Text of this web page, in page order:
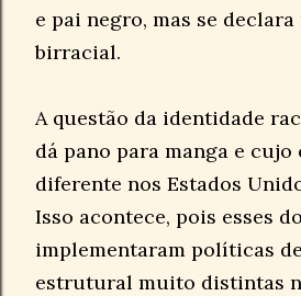
e pai negro, mas se
birracial.
A questão da identidade
dá pano para manga e cujo
diferente nos Estados
Isso acontece, pois esses
implementaram políticas
estrutural muito distintas